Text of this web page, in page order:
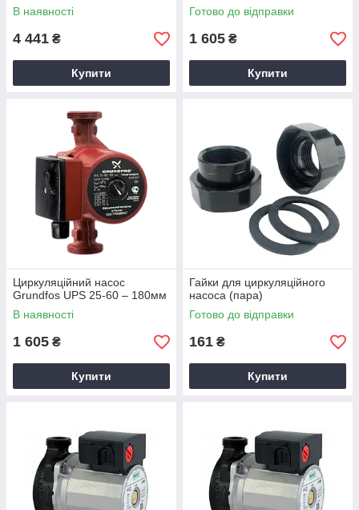
В наявності
4 441 ₴
Купити
Готово до відправки
1 605 ₴
Купити
Циркуляційний насос
Grundfos UPS 25-60 – 180мм
В наявності
1 605 ₴
Купити
Гайки для циркуляційного
насоса (пара)
Готово до відправки
161 ₴
Купити